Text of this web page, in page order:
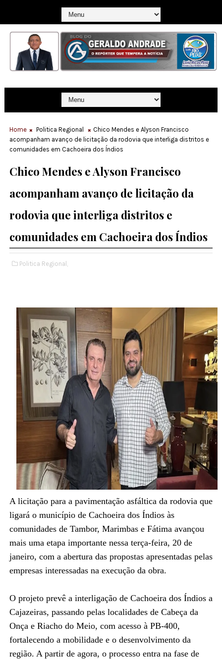
Home Politica Regional
Chico Mendes e Alyson Francisco
acompanham avanço de licitação da rodovia que interliga distritos e
comunidades em Cachoeira dos Índios
Chico Mendes e Alyson Francisco
acompanham avanço de licitação da
rodovia que interliga distritos e
comunidades em Cachoeira dos Índios
Politica Regional,
A licitação para a pavimentação asfáltica da rodovia que
ligará o município de Cachoeira dos Índios às
comunidades de Tambor, Marimbas e Fátima avançou
mais uma etapa importante nessa terça-feira, 20 de
janeiro, com a abertura das propostas apresentadas pelas
empresas interessadas na execução da obra.
O projeto prevê a interligação de Cachoeira dos Índios a
Cajazeiras, passando pelas localidades de Cabeça da
Onça e Riacho do Meio, com acesso à PB-400,
fortalecendo a mobilidade e o desenvolvimento da
região. A partir de agora, o processo entra na fase de